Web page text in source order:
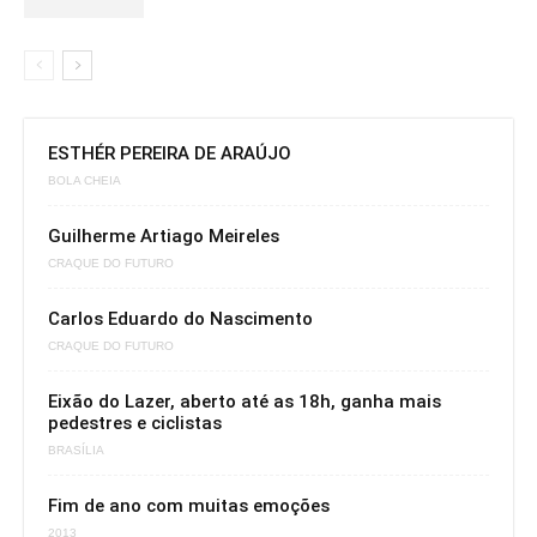
ESTHÉR PEREIRA DE ARAÚJO
BOLA CHEIA
Guilherme Artiago Meireles
CRAQUE DO FUTURO
Carlos Eduardo do Nascimento
CRAQUE DO FUTURO
Eixão do Lazer, aberto até as 18h, ganha mais
pedestres e ciclistas
BRASÍLIA
Fim de ano com muitas emoções
2013